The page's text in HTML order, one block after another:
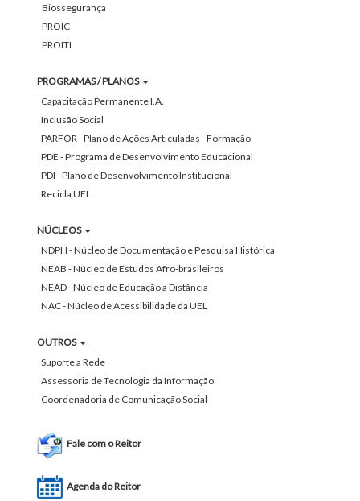
Biossegurança
PROIC
PROITI
PROGRAMAS / PLANOS
Capacitação Permanente I.A.
Inclusão Social
PARFOR - Plano de Ações Articuladas - Formação
PDE - Programa de Desenvolvimento Educacional
PDI - Plano de Desenvolvimento Institucional
Recicla UEL
NÚCLEOS
NDPH - Núcleo de Documentação e Pesquisa Histórica
NEAB - Núcleo de Estudos Afro-brasileiros
NEAD - Núcleo de Educação a Distância
NAC - Núcleo de Acessibilidade da UEL
OUTROS
Suporte a Rede
Assessoria de Tecnologia da Informação
Coordenadoria de Comunicação Social
Fale com o Reitor
Agenda do Reitor